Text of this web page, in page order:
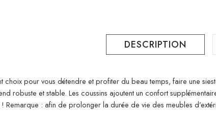
DESCRIPTION
choix pour vous détendre et profiter du beau temps, faire une
robuste et stable. Les coussins ajoutent un confort
: afin de prolonger la durée de vie des meubles